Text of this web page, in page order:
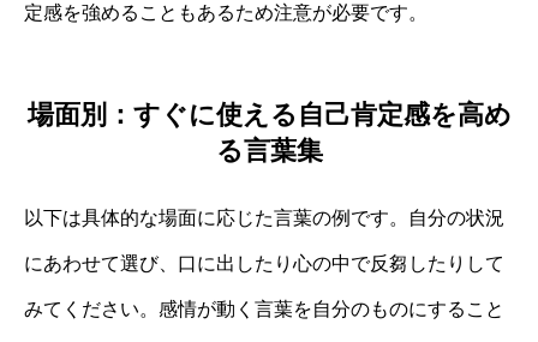
定感を強めることもあるため注意が必要です。
場面別：すぐに使える自己肯定感を高め
る言葉集
以下は具体的な場面に応じた言葉の例です。自分の状況
にあわせて選び、口に出したり心の中で反芻したりして
みてください。感情が動く言葉を自分のものにすること